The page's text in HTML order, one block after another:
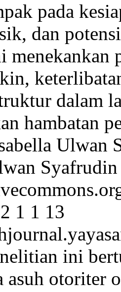
pada
dan
menekankan
dalam
hambatan
Ulwan
Syafrudin
2 1 1 13
ini
asuh otoriter